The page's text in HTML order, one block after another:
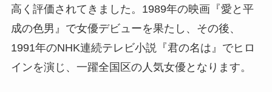
高く評価されてきました。1989年の映画『愛と平
成の色男』で女優デビューを果たし、その後、
1991年のNHK連続テレビ小説『君の名は』でヒロ
インを演じ、一躍全国区の人気女優となります。